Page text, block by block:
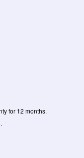
for 12 months.